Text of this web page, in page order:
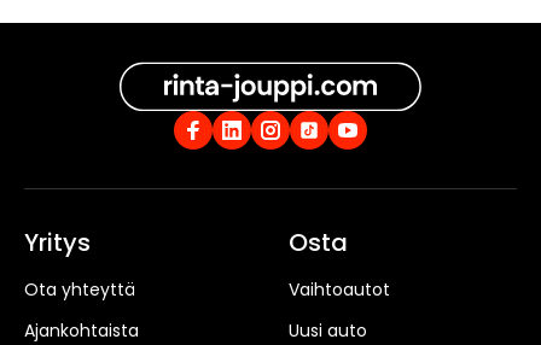
Yritys
Ota yhteyttä
Ajankohtaista
Osta
Vaihtoautot
Uusi auto